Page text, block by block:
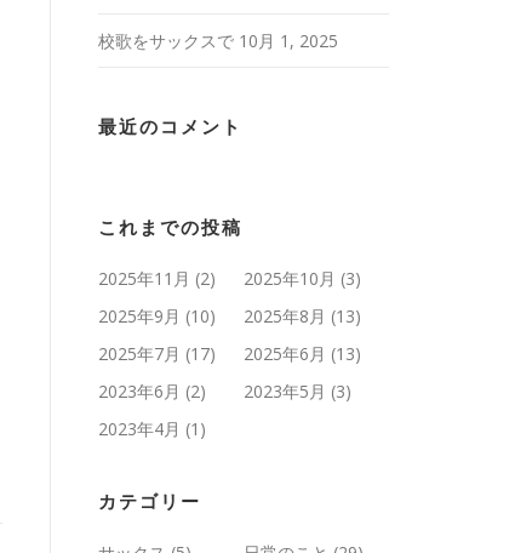
校歌をサックスで 10月 1, 2025
最近のコメント
これまでの投稿
2025年11月 (2) 2025年10月 (3)
2025年9月 (10) 2025年8月 (13)
2025年7月 (17) 2025年6月 (13)
2023年6月 (2) 2023年5月 (3)
2023年4月 (1)
カテゴリー